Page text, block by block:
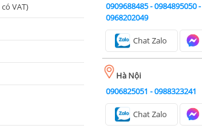
VAT)
0909688485-0984895050-
0968202049
Chat Zalo
Hà Nội
0906825051 -0988323241
Chat Zalo